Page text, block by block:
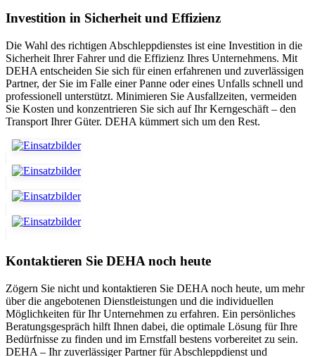
Investition in Sicherheit und Effizienz
Die Wahl des richtigen Abschleppdienstes ist eine Investition in die
Sicherheit Ihrer Fahrer und die Effizienz Ihres Unternehmens. Mit
DEHA entscheiden Sie sich für einen erfahrenen und zuverlässigen
Partner, der Sie im Falle einer Panne oder eines Unfalls schnell und
professionell unterstützt. Minimieren Sie Ausfallzeiten, vermeiden
Sie Kosten und konzentrieren Sie sich auf Ihr Kerngeschäft – den
Transport Ihrer Güter. DEHA kümmert sich um den Rest.
Kontaktieren Sie DEHA noch heute
Zögern Sie nicht und kontaktieren Sie DEHA noch heute, um mehr
über die angebotenen Dienstleistungen und die individuellen
Möglichkeiten für Ihr Unternehmen zu erfahren. Ein persönliches
Beratungsgespräch hilft Ihnen dabei, die optimale Lösung für Ihre
Bedürfnisse zu finden und im Ernstfall bestens vorbereitet zu sein.
DEHA – Ihr zuverlässiger Partner für Abschleppdienst und